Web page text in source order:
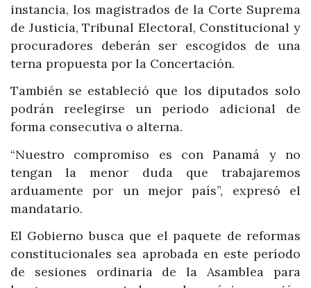
instancia, los magistrados de la Corte Suprema
de Justicia, Tribunal Electoral, Constitucional y
procuradores deberán ser escogidos de una
terna propuesta por la Concertación.
También se estableció que los diputados solo
podrán reelegirse un periodo adicional de
forma consecutiva o alterna.
“Nuestro compromiso es con Panamá y no
tengan la menor duda que trabajaremos
arduamente por un mejor país”, expresó el
mandatario.
El Gobierno busca que el paquete de reformas
constitucionales sea aprobada en este período
de sesiones ordinaria de la Asamblea para